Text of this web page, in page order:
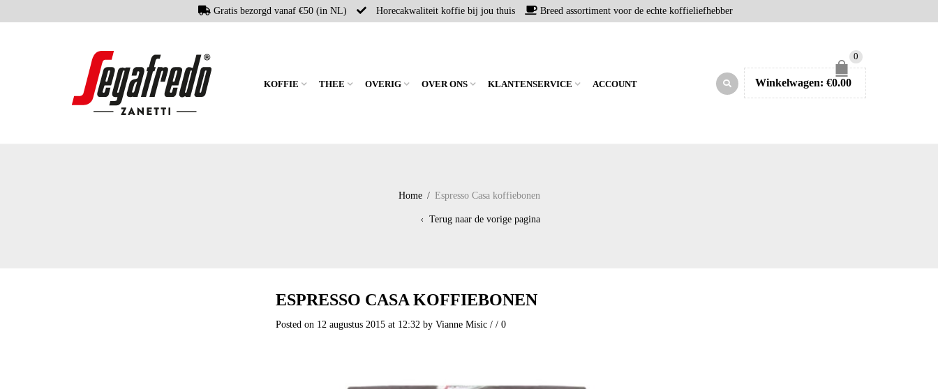
Gratis bezorgd vanaf €50 (in NL) Horecakwaliteit koffie bij jou thuis Breed assortiment voor de echte koffieliefhebber
KOFFIE THEE OVERIG OVER ONS KLANTENSERVICE ACCOUNT
0
Winkelwagen: €0.00
Home / Espresso Casa koffiebonen
Terug naar de vorige pagina
ESPRESSO CASA KOFFIEBONEN
Posted on 12 augustus 2015 at 12:32 by Vianne Misic/ / 0